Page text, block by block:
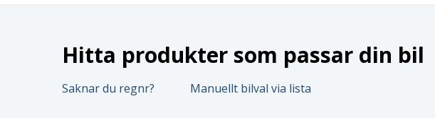
Hitta produkter som passar din bil
Saknar du regnr? Manuellt bilval via lista